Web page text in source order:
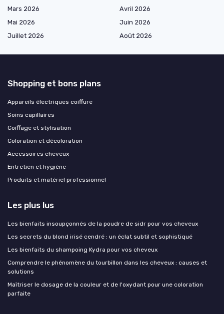
Mars 2026
Avril 2026
Mai 2026
Juin 2026
Juillet 2026
Août 2026
Shopping et bons plans
Appareils électriques coiffure
Soins capillaires
Coiffage et stylisation
Coloration et décoloration
Accessoires cheveux
Entretien et hygiène
Produits et matériel professionnel
Les plus lus
Les bienfaits insoupçonnés de la poudre de sidr pour vos cheveux
Les secrets du blond irisé cendré : un éclat subtil et sophistiqué
Les bienfaits du shampoing Kydra pour vos cheveux
Comprendre le phénomène du tourbillon dans les cheveux : causes et
solutions
Maîtriser le dosage de la couleur et de l'oxydant pour une coloration
parfaite